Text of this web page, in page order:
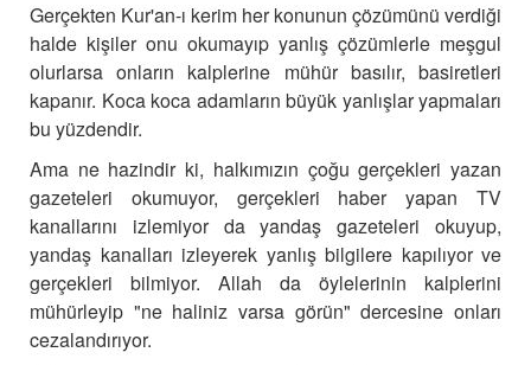
Gerçekten Kur'an-ı kerim her konunun çözümünü verdiği
halde kişiler onu okumayıp yanlış çözümlerle meşgul
olurlarsa onların kalplerine mühür basılır, basiretleri
kapanır. Koca koca adamların büyük yanlışlar yapmaları
bu yüzdendir.
Ama ne hazindir ki, halkımızın çoğu gerçekleri yazan
gazeteleri okumuyor, gerçekleri haber yapan TV
kanallarını izlemiyor da yandaş gazeteleri okuyup,
yandaş kanalları izleyerek yanlış bilgilere kapılıyor ve
gerçekleri bilmiyor. Allah da öylelerinin kalplerini
mühürleyip "ne haliniz varsa görün" dercesine onları
cezalandırıyor.